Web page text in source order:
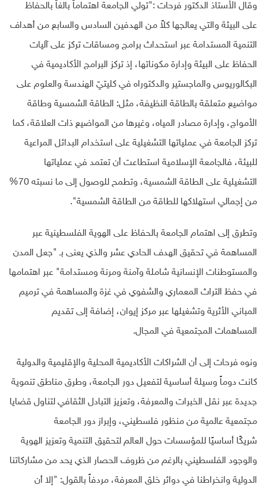
وقال الأستاذ الدكتور فرحات :"تولي الجامعة اهتماماً بالغاً بالحفاظ
على البيئة والتي يعالجها كلاً من الهدفين السادس والسابع من أهداف
التنمية المستدامة عبر استحداث برامج ومساقات تركز على آليات
الحفاظ على البيئة وإدارة مكوناتها، إذ تركز البرامج الأكاديمية في
البكالوريوس والماجستير والدكتوراه في كليتيّ الهندسة والعلوم على
مواضيع متعلقة بالطاقة النظيفة، مثل: الطاقة الشمسية وطاقة
الأمواج، وإدارة مصادر المياه، وغيرها من المواضيع ذات العلاقة، كما
تركز الجامعة في عملياتها التشغيلية على استخدام البدائل المراعية
للبيئة، فالجامعة الإسلامية استطاعت أن تعتمد في عملياتها
التشغيلية على الطاقة الشمسية، وتطمح للوصول إلى ما نسبته 70%
من إجمالي استهلاكها للطاقة من الطاقة الشمسية".
وتطرق إلى اهتمام الجامعة بالحفاظ على الهوية الفلسطينية عبر
المساهمة في تحقيق الهدف الحادي عشر والذي يعنى بـ "جعل المدن
والمستوطنات الإنسانية شاملة وآمنة ومرنة ومستدامة" عبر اهتمامها
في حفظ التراث المعماري والشفوي في غزة والمساهمة في ترميم
المباني الأثرية وتشغيلها عبر مركز إيوان، إضافة إلى تقديم
المساهمات المجتمعية في المجال.
ونوه فرحات إلى أن الشراكات الأكاديمية المحلية والإقليمية والدولية
كانت دوماً وسيلة أساسية لتفعيل دور الجامعة، وطرق مناطق تنموية
جديدة عبر نقل الخبرات والمعرفة، وتعزيز التبادل الثقافي لتناول قضايا
مجتمعية عالمية من منظور فلسطيني، وإبراز دور الجامعة
شريكًا أساسيًا للمؤسسات حول العالم لتحقيق التنمية وتعزيز الهوية
والوجود الفلسطيني بالرغم من ظروف الحصار الذي يحد من مشاركاتنا
الدولية وانخراطنا في دوائر خلق المعرفة، مردفاً بالقول: "إلا أن